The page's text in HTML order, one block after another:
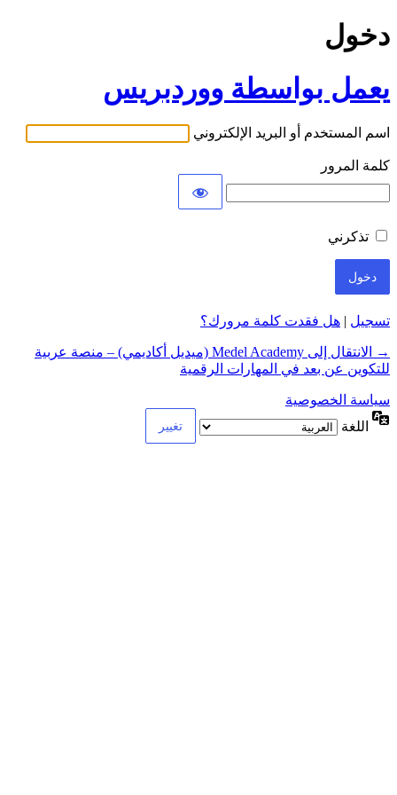
دخول
يعمل بواسطة ووردبريس
اسم المستخدم أو البريد الإلكتروني
كلمة المرور
تذكرني
تسجيل | هل فقدت كلمة مرورك؟
→ الانتقال إلى Medel Academy (ميديل أكاديمي) – منصة عربية
للتكوين عن بعد في المهارات الرقمية
سياسة الخصوصية
اللغة